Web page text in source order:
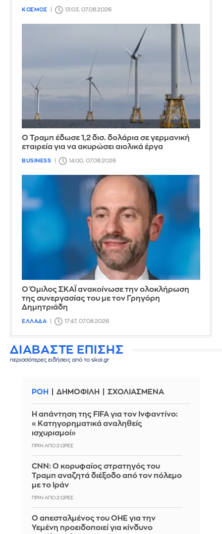
ΚΟΣΜΟΣ 13:03, 07.08.2026
Ο Τραμπ έδωσε 1,2 δισ. δολάρια σε γερμανική
εταιρεία για να ακυρώσει αιολικά έργα
BUSINESS 14:00, 07.08.2026
Ο Όμιλος ΣΚΑΪ ανακοίνωσε την ολοκλήρωση
της συνεργασίας του με τον Γρηγόρη
Δημητριάδη
ΕΛΛΑΔΑ 17:47, 07.08.2026
ΔΙΑΒΑΣΤΕ ΕΠΙΣΗΣ
περισσότερες ειδήσεις από το skai.gr
ΡΟΗ ΔΗΜΟΦΙΛΗ ΣΧΟΛΙΑΣΜΕΝΑ
Η απάντηση της FIFA για τον Ινφαντίνο:
«Κατηγορηματικά αναληθείς
ισχυρισμοί»
ΠΡΙΝ ΑΠΌ 2 ΏΡΕΣ
CNN: Ο κορυφαίος στρατηγός του
Τραμπ αναζητά διέξοδο από τον πόλεμο
με το Ιράν
ΠΡΙΝ ΑΠΌ 2 ΏΡΕΣ
Ο απεσταλμένος του ΟΗΕ για την
Υεμένη προειδοποιεί για κίνδυνο